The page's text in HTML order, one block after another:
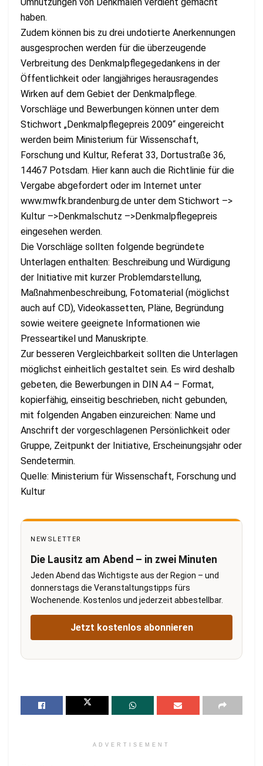
haben.
Zudem können bis zu drei undotierte Anerkennungen
ausgesprochen werden für die überzeugende
Verbreitung des Denkmalpflegegedankens in der
Öffentlichkeit oder langjähriges herausragendes
Wirken auf dem Gebiet der Denkmalpflege.
Vorschläge und Bewerbungen können unter dem
Stichwort „Denkmalpflegepreis 2009“ eingereicht
werden beim Ministerium für Wissenschaft,
Forschung und Kultur, Referat 33, Dortustraße 36,
14467 Potsdam. Hier kann auch die Richtlinie für die
Vergabe abgefordert oder im Internet unter
www.mwfk.brandenburg.de unter dem Stichwort –>
Kultur –>Denkmalschutz –>Denkmalpflegepreis
eingesehen werden.
Die Vorschläge sollten folgende begründete
Unterlagen enthalten: Beschreibung und Würdigung
der Initiative mit kurzer Problemdarstellung,
Maßnahmenbeschreibung, Fotomaterial (möglichst
auch auf CD), Videokassetten, Pläne, Begründung
sowie weitere geeignete Informationen wie
Presseartikel und Manuskripte.
Zur besseren Vergleichbarkeit sollten die Unterlagen
möglichst einheitlich gestaltet sein. Es wird deshalb
gebeten, die Bewerbungen in DIN A4 – Format,
kopierfähig, einseitig beschrieben, nicht gebunden,
mit folgenden Angaben einzureichen: Name und
Anschrift der vorgeschlagenen Persönlichkeit oder
Gruppe, Zeitpunkt der Initiative, Erscheinungsjahr oder
Sendetermin.
Quelle: Ministerium für Wissenschaft, Forschung und
Kultur
NEWSLETTER
Die Lausitz am Abend – in zwei Minuten
Jeden Abend das Wichtigste aus der Region – und
donnerstags die Veranstaltungstipps fürs
Wochenende. Kostenlos und jederzeit abbestellbar.
Jetzt kostenlos abonnieren
ADVERTISEMENT